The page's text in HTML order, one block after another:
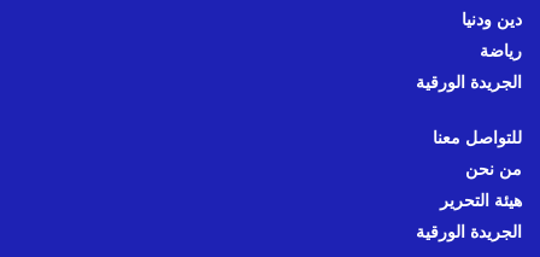
دين ودنيا
رياضة
الجريدة الورقية
للتواصل معنا
من نحن
هيئة التحرير
الجريدة الورقية